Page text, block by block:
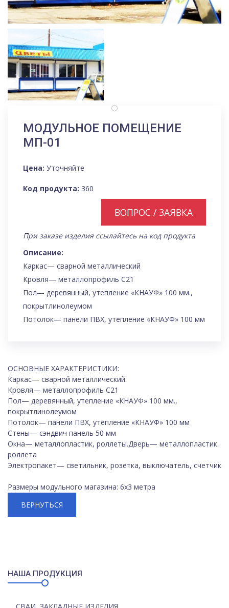
МОДУЛЬНОЕ ПОМЕЩЕНИЕ
МП-01
Цена: Уточняйте
Код продукта: 360
ВОПРОС / ЗАЯВКА
При заказе изделия ссылайтесь на код продукта
Описание:
Каркас— сварной металлический
Кровля— металлопрофиль С21
Пол— деревянный, утепление «КНАУФ» 100 мм.,
покрытлинолеумом
Потолок— панели ПВХ, утепление «КНАУФ» 100 мм
ОСНОВНЫЕ ХАРАКТЕРИСТИКИ:
Каркас— сварной металлический
Кровля— металлопрофиль С21
Пол— деревянный, утепление «КНАУФ» 100 мм.,
покрытлинолеумом
Потолок— панели ПВХ, утепление «КНАУФ» 100 мм
Стены— сэндвич панель 50 мм
Окна— металлопластик, роллеты.Дверь— металлопластик.
роллета
Электропакет— светильник, розетка, выключатель, счетчик
Размеры модульного магазина: 6х3 метра
ВЕРНУТЬСЯ
НАША ПРОДУКЦИЯ